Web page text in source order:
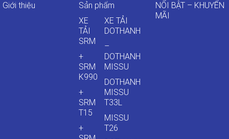
Giới thiệu
Sản phẩm
XE
TẢI
SRM
+
SRM
K990
+
SRM
T15
+
XE TẢI
DOTHANH
–
DOTHANH
MISSU
DOTHANH
MISSU
T33L
MISSU
T26
NỔI BẬT – KHUYẾN
MÃI